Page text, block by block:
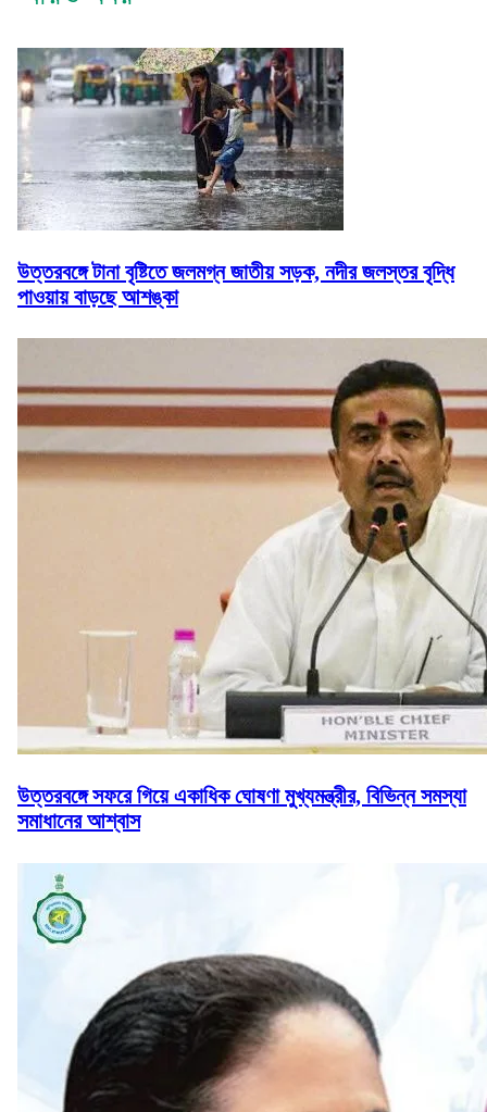
উত্তরবঙ্গে টানা বৃষ্টিতে জলমগ্ন জাতীয় সড়ক, নদীর জলস্তর বৃদ্ধি
পাওয়ায় বাড়ছে আশঙ্কা
উত্তরবঙ্গে সফরে গিয়ে একাধিক ঘোষণা মুখ্যমন্ত্রীর, বিভিন্ন সমস্যা
সমাধানের আশ্বাস